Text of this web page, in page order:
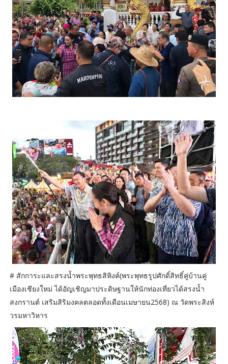
# สักการะและสรงน้ำพระพุทธสิหิงค์(พระพุทธรูปศักดิ์สิทธิ์คู่บ้านคู่
เมืองเชียงใหม่ ได้อัญเชิญมาประดิษฐานให้นักท่องเที่ยวได้สรงน้ำ
สงกรานต์ เสริมสิริมงคลตลอดทั้งเดือนเมษายน2568) ณ วัดพระสิงห์
วรมหาวิหาร